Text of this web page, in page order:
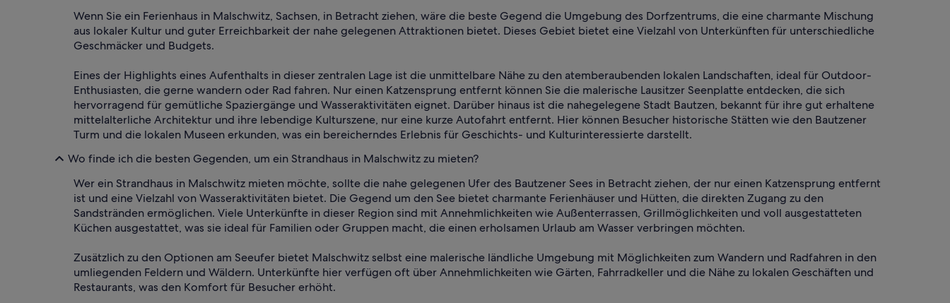
Wenn Sie ein Ferienhaus in Malschwitz, Sachsen, in Betracht ziehen, wäre die beste Gegend die Umgebung des Dorfzentrums, die eine charmante Mischung
aus lokaler Kultur und guter Erreichbarkeit der nahe gelegenen Attraktionen bietet. Dieses Gebiet bietet eine Vielzahl von Unterkünften für unterschiedliche
Geschmäcker und Budgets.
Eines der Highlights eines Aufenthalts in dieser zentralen Lage ist die unmittelbare Nähe zu den atemberaubenden lokalen Landschaften, ideal für Outdoor-
Enthusiasten, die gerne wandern oder Rad fahren. Nur einen Katzensprung entfernt können Sie die malerische Lausitzer Seenplatte entdecken, die sich
hervorragend für gemütliche Spaziergänge und Wasseraktivitäten eignet. Darüber hinaus ist die nahegelegene Stadt Bautzen, bekannt für ihre gut erhaltene
mittelalterliche Architektur und ihre lebendige Kulturszene, nur eine kurze Autofahrt entfernt. Hier können Besucher historische Stätten wie den Bautzener
Turm und die lokalen Museen erkunden, was ein bereicherndes Erlebnis für Geschichts- und Kulturinteressierte darstellt.
Wo finde ich die besten Gegenden, um ein Strandhaus in Malschwitz zu mieten?
Wer ein Strandhaus in Malschwitz mieten möchte, sollte die nahe gelegenen Ufer des Bautzener Sees in Betracht ziehen, der nur einen Katzensprung entfernt
ist und eine Vielzahl von Wasseraktivitäten bietet. Die Gegend um den See bietet charmante Ferienhäuser und Hütten, die direkten Zugang zu den
Sandstränden ermöglichen. Viele Unterkünfte in dieser Region sind mit Annehmlichkeiten wie Außenterrassen, Grillmöglichkeiten und voll ausgestatteten
Küchen ausgestattet, was sie ideal für Familien oder Gruppen macht, die einen erholsamen Urlaub am Wasser verbringen möchten.
Zusätzlich zu den Optionen am Seeufer bietet Malschwitz selbst eine malerische ländliche Umgebung mit Möglichkeiten zum Wandern und Radfahren in den
umliegenden Feldern und Wäldern. Unterkünfte hier verfügen oft über Annehmlichkeiten wie Gärten, Fahrradkeller und die Nähe zu lokalen Geschäften und
Restaurants, was den Komfort für Besucher erhöht.